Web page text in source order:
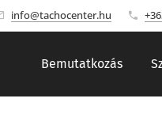
info@tachocenter.hu
Bemutatkozás